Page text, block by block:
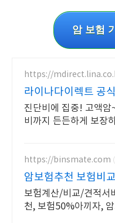
암 보험
https://
라이나다이렉트 공
갱신이니까 보험료
진단비에 집중! 고액암
비까지 든든하게 보장
https://binsmate.com
암보험추천 보험비교
보험계산/비교/견적서
천, 보험50%아끼자,